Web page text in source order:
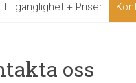
Tillgänglighet + Priser
oss